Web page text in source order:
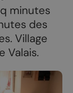
minutes
des
Village
Valais.